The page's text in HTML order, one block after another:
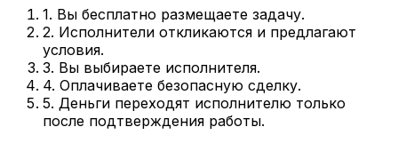
1. Вы бесплатно размещаете задачу.
2. Исполнители откликаются и предлагают
условия.
3. Вы выбираете исполнителя.
4. Оплачиваете безопасную сделку.
5. Деньги переходят исполнителю только
после подтверждения работы.